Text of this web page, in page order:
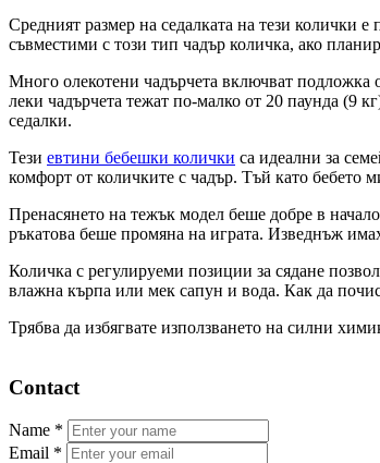
Средният размер на седалката на тези колички
съвместими с този тип чадър количка, ако
Много олекотени чадърчета включват подложка
леки чадърчета тежат по-малко от 20 паунда (9
седалки.
Тези евтини бебешки колички са идеални за
комфорт от количките с чадър. Тъй като бебето
Пренасянето на тежък модел беше добре в
ръкатова беше промяна на играта. Изведнъж
Количка с регулируеми позиции за сядане
влажна кърпа или мек сапун и вода. Как да
Трябва да избягвате използването на силни
Contact
Name *
Email *